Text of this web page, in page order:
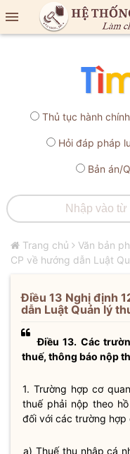

Thủ tục hành chính
Hỏi đáp pháp
Bản án/
Trang chủ Văn bản
CP về hướng dẫn Luật
Điều 13 Nghị định
dẫn Luật Quản lý
Điều 13. Các
thuế, thông báo nộp
1. Trường hợp cơ
thuếphải nộp theo
đối với các trường hợp
a) Thuế thu nhập cá